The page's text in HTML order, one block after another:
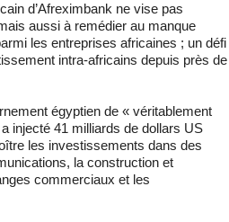
d’Afreximbank ne vise pas
aussi à remédier au manque
les entreprises africaines ; un défi
intra-africains depuis près de
égyptien de « véritablement
injecté 41 milliards de dollars US
les investissements dans des
la construction et
commerciaux et les